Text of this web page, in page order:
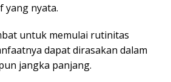
yang nyata.
untuk memulai rutinitas
dapat dirasakan dalam
jangka panjang.